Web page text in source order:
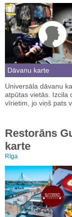
Dāvanu karte
Universāla dāvanu
atpūtas vietās. Izcila
vīrietim, jo viņš pats
Restorāns
karte
Rīga